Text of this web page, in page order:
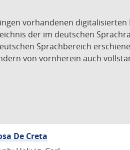
vorhandenen
der im deutschen
Sprachbereich
von vornherein auch
De Creta